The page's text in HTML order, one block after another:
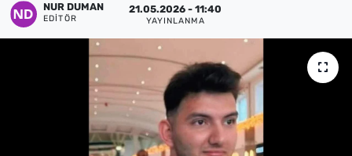
NUR DUMAN
EDITÖR
21.05.2026 - 11:40
YAYINLANMA